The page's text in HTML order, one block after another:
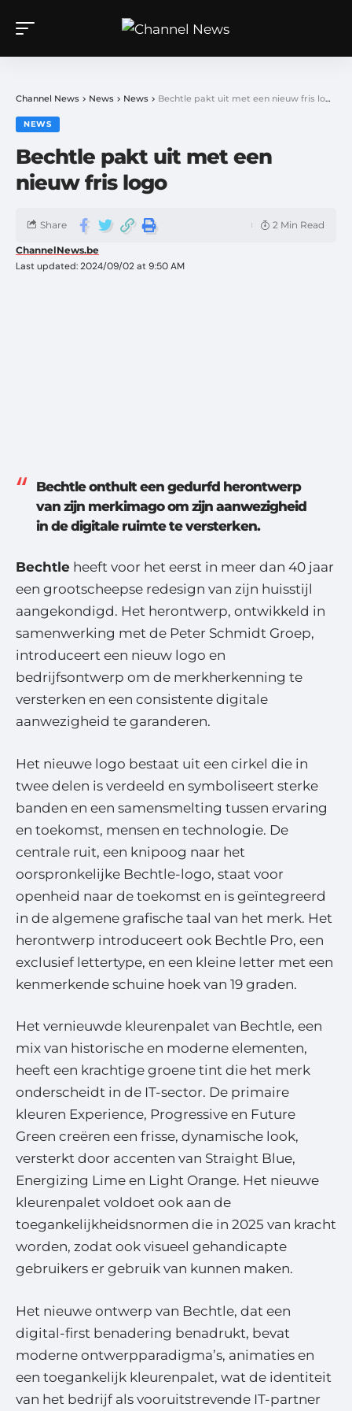
Channel News > News > News > Bechtle pakt uit met een nieuw fris logo
NEWS
Bechtle pakt uit met een
nieuw fris logo
Last updated: 2024/09/02 at 9:50 AM
ChannelNews.be
Share 2 Min Read
Bechtle onthult een gedurfd herontwerp
van zijn merkimago om zijn aanwezigheid
in de digitale ruimte te versterken.
Bechtle heeft voor het eerst in meer dan 40 jaar
een grootscheepse redesign van zijn huisstijl
aangekondigd. Het herontwerp, ontwikkeld in
samenwerking met de Peter Schmidt Groep,
introduceert een nieuw logo en
bedrijfsontwerp om de merkherkenning te
versterken en een consistente digitale
aanwezigheid te garanderen.
Het nieuwe logo bestaat uit een cirkel die in
twee delen is verdeeld en symboliseert sterke
banden en een samensmelting tussen ervaring
en toekomst, mensen en technologie. De
centrale ruit, een knipoog naar het
oorspronkelijke Bechtle-logo, staat voor
openheid naar de toekomst en is geïntegreerd
in de algemene grafische taal van het merk. Het
herontwerp introduceert ook Bechtle Pro, een
exclusief lettertype, en een kleine letter met een
kenmerkende schuine hoek van 19 graden.
Het vernieuwde kleurenpalet van Bechtle, een
mix van historische en moderne elementen,
heeft een krachtige groene tint die het merk
onderscheidt in de IT-sector. De primaire
kleuren Experience, Progressive en Future
Green creëren een frisse, dynamische look,
versterkt door accenten van Straight Blue,
Energizing Lime en Light Orange. Het nieuwe
kleurenpalet voldoet ook aan de
toegankelijkheidsnormen die in 2025 van kracht
worden, zodat ook visueel gehandicapte
gebruikers er gebruik van kunnen maken.
Het nieuwe ontwerp van Bechtle, dat een
digital-first benadering benadrukt, bevat
moderne ontwerpparadigma’s, animaties en
een toegankelijk kleurenpalet, wat de identiteit
van het bedrijf als vooruitstrevende IT-partner